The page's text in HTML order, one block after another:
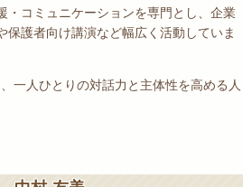
・コミュニケーションを専門とし、企業
保護者向け講演など幅広く活動していま
一人ひとりの対話力と主体性を高める人